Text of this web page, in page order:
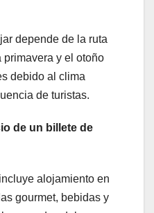
depende de la ruta
y el otoño
debido al clima
de turistas.
de un billete de
alojamiento en
gourmet, bebidas y